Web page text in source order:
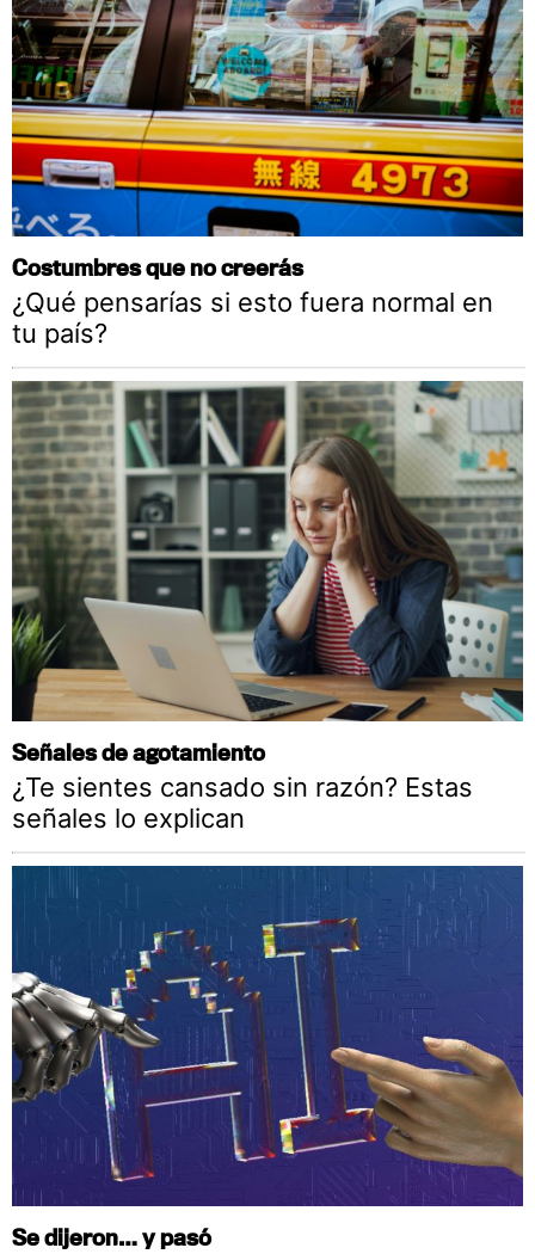
Costumbres que no creerás
¿Qué pensarías si esto fuera normal en
tu país?
Señales de agotamiento
¿Te sientes cansado sin razón? Estas
señales lo explican
Se dijeron… y pasó